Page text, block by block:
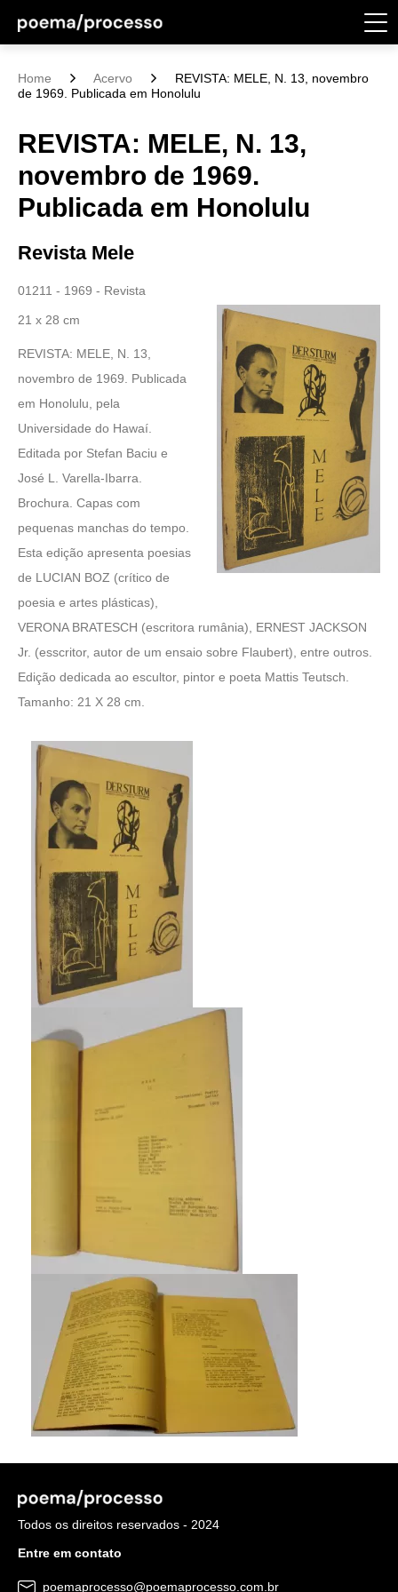
Home Acervo
REVISTA: MELE, N. 13, novembro
de 1969. Publicada em Honolulu
REVISTA: MELE, N. 13,
novembro de 1969.
Publicada em Honolulu
Revista Mele
01211 - 1969 - Revista
21 x 28 cm
REVISTA: MELE, N. 13,
novembro de 1969. Publicada
em Honolulu, pela
Universidade do Hawaí.
Editada por Stefan Baciu e
José L. Varella-Ibarra.
Brochura. Capas com
pequenas manchas do tempo.
Esta edição apresenta poesias
de LUCIAN BOZ (crítico de
poesia e artes plásticas),
VERONA BRATESCH (escritora rumânia), ERNEST JACKSON
Jr. (esscritor, autor de um ensaio sobre Flaubert), entre outros.
Edição dedicada ao escultor, pintor e poeta Mattis Teutsch.
Tamanho: 21 X 28 cm.
Todos os direitos reservados - 2024
Entre em contato
poemaprocesso@poemaprocesso.com.br